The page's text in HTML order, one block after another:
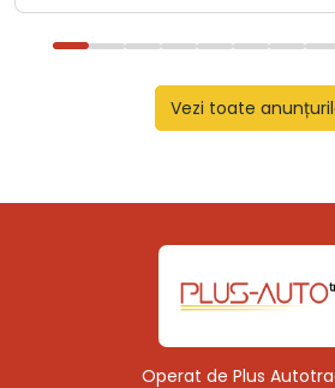
Vezi toate
Operat de Plus